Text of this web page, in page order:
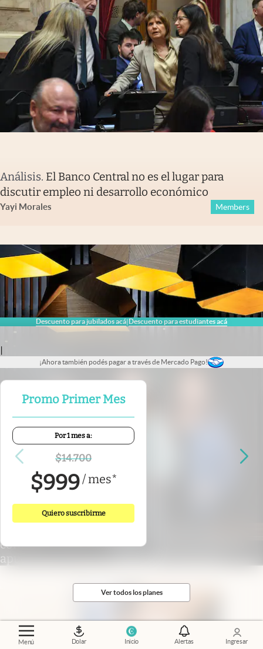
Menú Dolar Inicio Alertas Ingresar
Descuento para jubilados acá|Descuento para estudiantes acá
|
¡Ahora también podés pagar a través de Mercado Pago!
Promo Primer Mes
Por 1 mes a:
$14.700
$999/mes*
Quiero suscribirme
Ver todos los planes
Análisis. El Banco Central no es el lugar para
discutir empleo ni desarrollo económico
Yayi Morales Members
conectar: cómo es Nébula, la comunidad que
apuesta por el nuevo liderazgo femenino